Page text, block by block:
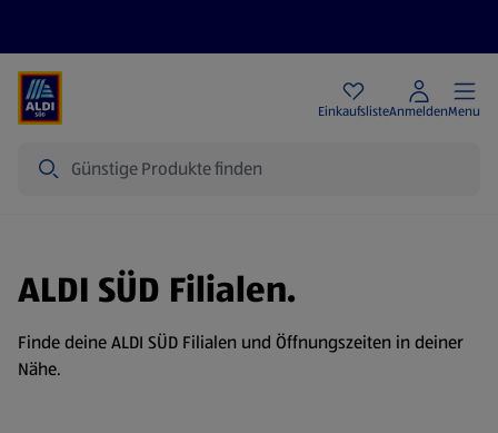
EinkaufslisteAnmeldenMenu
ALDI SÜD Filialen.
Finde deine ALDI SÜD Filialen und Öffnungszeiten in deiner
Nähe.